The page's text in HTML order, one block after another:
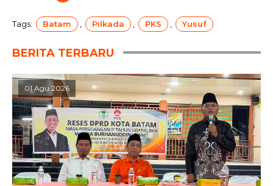
Tags: Batam Pilkada PKS Yusuf
BERITA TERBARU
01 Agu 2026